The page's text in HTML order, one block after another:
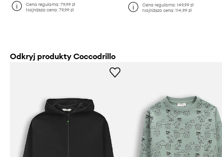
Cena regularna:79,99 zł
Najniższa cena:79,99 zł
Cena regularna: 149,99 zł
Najniższa cena: 114,99 zł
Odkryj produkty Coccodrillo